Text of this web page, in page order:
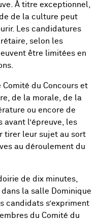
À titre exceptionnel,
de la culture peut
Les candidatures
selon les
être limitées en
Comité du Concours et
de la morale, de la
ou encore de
avant l’épreuve, les
tirer leur sujet au sort
au déroulement du
de dix minutes,
la salle Dominique
candidats s’expriment
du Comité du